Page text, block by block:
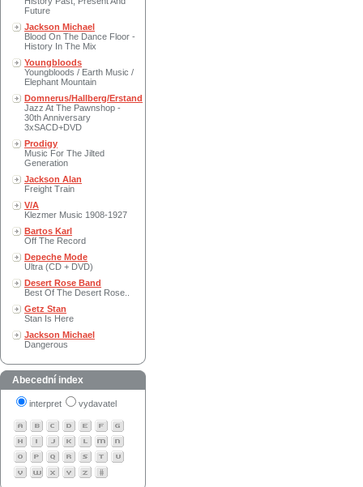
Future
Jackson Michael
Blood On The Dance Floor -
History In The Mix
Youngbloods
Youngbloods / Earth Music /
Elephant Mountain
Domnerus/Hallberg/Erstand
Jazz At The Pawnshop -
30th Anniversary
3xSACD+DVD
Prodigy
Music For The Jilted
Generation
Jackson Alan
Freight Train
V/A
Klezmer Music 1908-1927
Bartos Karl
Off The Record
Depeche Mode
Ultra (CD + DVD)
Desert Rose Band
Best Of The Desert Rose..
Getz Stan
Stan Is Here
Jackson Michael
Dangerous
Abecední index
interpret vydavatel